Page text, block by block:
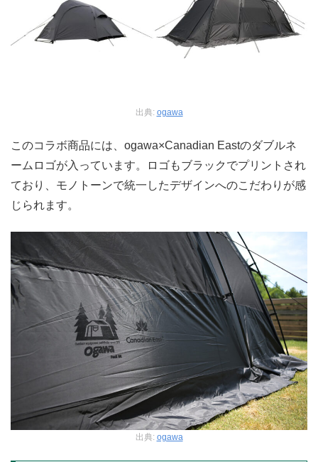
出典: ogawa
このコラボ商品には、ogawa×Canadian Eastのダブルネ
ームロゴが入っています。ロゴもブラックでプリントされ
ており、モノトーンで統一したデザインへのこだわりが感
じられます。
出典: ogawa